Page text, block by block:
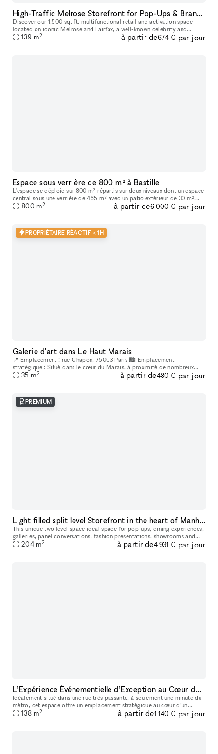
High-Traffic Melrose Storefront for Pop-Ups & Brand Activations
Discover our 1,500 sq. ft. multifunctional retail and activation space
located on iconic Melrose and Fairfax, a well-known celebrity and
cultural hotspot in Los Angeles. Surrounded by luxury brands
139 m2 à partir de674 € par jour
Espace sous verrière de 800 m² à Bastille
L'espace se déploie sur 800 m² répartis sur deux niveaux dont un espace
central sous une verrière de 465 m² avec un patio extérieur de 30 m².
Vous trouverez en pièce jointe une présentation détaillée
800 m2 à partir de6 000 € par jour
PROPRIÉTAIRE RÉACTIF < 1H
Galerie d'art dans Le Haut Marais
📍 Emplacement : rue Chapon, 75003 Paris 🏙 Emplacement
stratégique : Situé dans le cœur du Marais, à proximité de nombreux
lieux culturels et artistiques. Un espace créatif indépendant, situé au
35 m2 à partir de480 € par jour
PREMIUM
Light filled split level Storefront in the heart of Manhattan (with high ceilings and multiple rooms)
This unique two level space ideal space for pop-ups, dining experiences,
galleries, panel conversations, fashion presentations, showrooms and
more. With a total ceiling height of 26' the two story s
204 m2 à partir de4 931 € par jour
L’Expérience Événementielle d’Exception au Cœur de Bastille
Idéalement situé dans une rue très passante, à seulement une minute du
métro, cet espace offre un emplacement stratégique au cœur d’un
quartier dynamique et recherché. La boutique de 90 m² bénéficie
138 m2 à partir de1 140 € par jour